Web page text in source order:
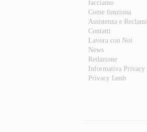
facciamo
Come funziona
Assistenza e Reclami
Contatti
Lavora con Noi
News
Redazione
Informativa Privacy
Privacy Iamb